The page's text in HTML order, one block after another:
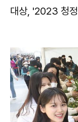
대상, '2023 청정